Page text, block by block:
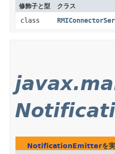
修飾子と型 クラス
class
NotificationEmitterを